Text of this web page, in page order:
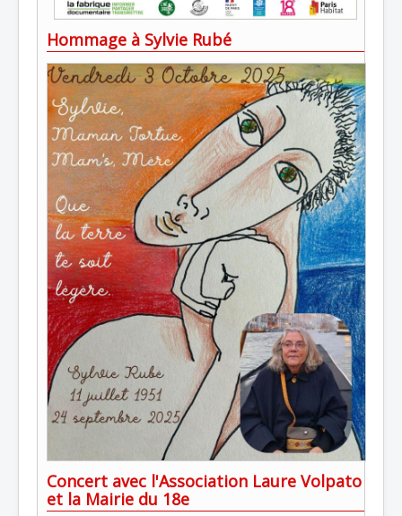
Hommage à Sylvie Rubé
Concert avec l'Association Laure Volpato
et la Mairie du 18e